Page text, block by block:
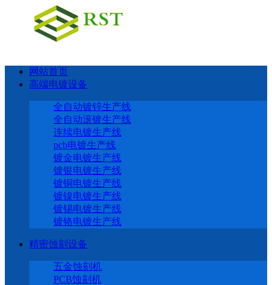
网站首页
高端电镀设备
全自动镀锌生产线
全自动滚镀生产线
连续电镀生产线
pcb电镀生产线
镀金电镀生产线
镀银电镀生产线
镀铜电镀生产线
镀镍电镀生产线
镀锡电镀生产线
镀铬电镀生产线
精密蚀刻设备
五金蚀刻机
PCB蚀刻机